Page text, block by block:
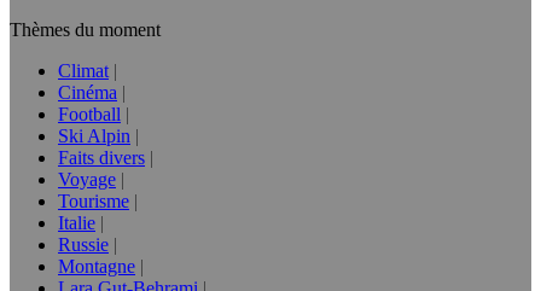
Thèmes du moment
Climat
Cinéma
Football
Ski Alpin
Faits divers
Voyage
Tourisme
Italie
Russie
Montagne